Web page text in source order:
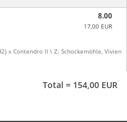
x Contendro II \ Z: Schockemöhle, Vivien
8.00
17,00 EUR
Total = 154,00 EUR